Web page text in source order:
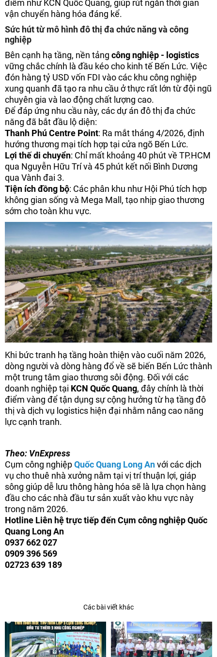
điểm như KCN Quốc Quang, giúp rút ngắn thời gian
vận chuyển hàng hóa đáng kể.
Sức hút từ mô hình đô thị đa chức năng và công
nghiệp
Bên cạnh hạ tầng, nền tảng công nghiệp - logistics
vững chắc chính là đầu kéo cho kinh tế Bến Lức. Việc
đón hàng tỷ USD vốn FDI vào các khu công nghiệp
xung quanh đã tạo ra nhu cầu ở thực rất lớn từ đội ngũ
chuyên gia và lao động chất lượng cao.
Để đáp ứng nhu cầu này, các dự án đô thị đa chức
năng đã bắt đầu lộ diện:
Thanh Phú Centre Point: Ra mắt tháng 4/2026, định
hướng thương mại tích hợp tại cửa ngõ Bến Lức.
Lợi thế di chuyển: Chỉ mất khoảng 40 phút về TP.HCM
qua Nguyễn Hữu Trí và 45 phút kết nối Bình Dương
qua Vành đai 3.
Tiện ích đồng bộ: Các phân khu như Hội Phú tích hợp
không gian sống và Mega Mall, tạo nhịp giao thương
sớm cho toàn khu vực.
Khi bức tranh hạ tầng hoàn thiện vào cuối năm 2026,
dòng người và dòng hàng đổ về sẽ biến Bến Lức thành
một trung tâm giao thương sôi động. Đối với các
doanh nghiệp tại KCN Quốc Quang, đây chính là thời
điểm vàng để tận dụng sự cộng hưởng từ hạ tầng đô
thị và dịch vụ logistics hiện đại nhằm nâng cao năng
lực cạnh tranh.
Theo: VnExpress
Cụm công nghiệpQuốc Quang Long Anvới các dịch
vụ cho thuê nhà xưởng nằm tại vị trí thuận lợi, giáp
sông giúp dễ lưu thông hàng hóa sẽ là lựa chọn hàng
đầu cho các nhà đầu tư sản xuất vào khu vực này
trong năm 2026.
Hotline Liên hệ trực tiếp đến Cụm công nghiệp Quốc
Quang Long An
0937 662 027
0909 396 569
02723 639 189
Các bài viết khác